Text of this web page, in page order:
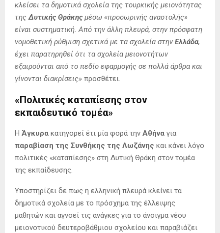
κλείσει τα δημοτικά σχολεία της τουρκικής μειονότητας
τηςΔυτικής Θράκηςμέσω «προσωρινής αναστολής»
είναι συστηματική. Από την άλλη πλευρά, στην πρόσφατη
νομοθετική ρύθμιση σχετικά με τα σχολεία στην Ελλάδα,
έχει παρατηρηθεί ότι τα σχολεία μειονοτήτων
εξαιρούνται από το πεδίο εφαρμογής σε πολλά άρθρα και
γίνονται διακρίσεις» προσθέτει.
«Πολιτικές καταπίεσης στον
εκπαιδευτικό τομέα»
Η Άγκυρα κατηγορεί έτι μία φορά την Αθήνα για
παραβίαση της Συνθήκης της Λωζάνης και κάνει λόγο
πολιτικές «καταπίεσης» στη Δυτική Θράκη στον τομέα
της εκπαίδευσης.
Υποστηρίζει δε πως η ελληνική πλευρά κλείνει τα
δημοτικά σχολεία με το πρόσχημα της έλλειψης
μαθητών και αγνοεί τις ανάγκες για το άνοιγμα νέου
μειονοτικού δευτεροβάθμιου σχολείου και παραβιάζει